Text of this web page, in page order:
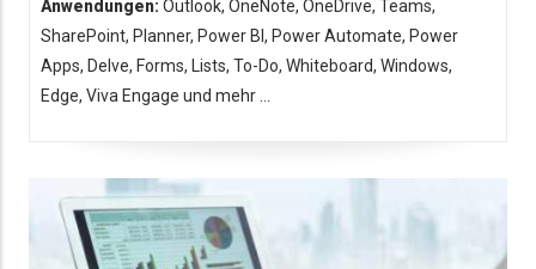
Anwendungen: Outlook, OneNote, OneDrive, Teams,
SharePoint, Planner, Power BI, Power Automate, Power
Apps, Delve, Forms, Lists, To-Do, Whiteboard, Windows,
Edge, Viva Engage und mehr ...